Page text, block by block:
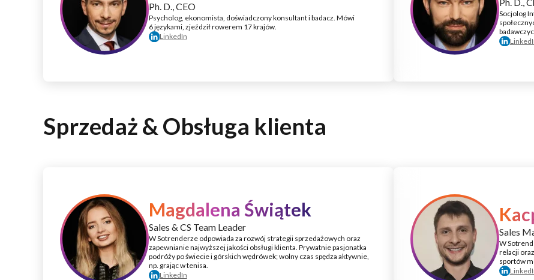
Ph. D., CEO
Psycholog, ekonomista, doświadczony konsultant i badacz. Mówi
6 językami, zjeździł rowerem 17 krajów.
LinkedIn
Socjolog
Sprzedaż & Obsługa klienta
Magdalena Świątek
Sales & CS Team Leader
W Sotrenderze odpowiada za rozwój strategii sprzedażowych oraz
zapewnianie najwyższej jakości obsługi klienta. Prywatnie pasjonatka
podróży po świecie i górskich wędrówek; wolny czas spędza aktywnie,
np. grając w tenisa.
LinkedIn
Sales
W
relacji
sportów